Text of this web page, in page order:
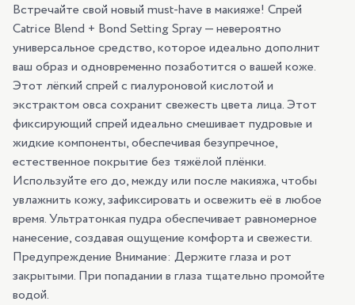
Встречайте свой новый must-have в макияже! Спрей
Catrice Blend + Bond Setting Spray — невероятно
универсальное средство, которое идеально дополнит
ваш образ и одновременно позаботится о вашей коже.
Этот лёгкий спрей с гиалуроновой кислотой и
экстрактом овса сохранит свежесть цвета лица. Этот
фиксирующий спрей идеально смешивает пудровые и
жидкие компоненты, обеспечивая безупречное,
естественное покрытие без тяжёлой плёнки.
Используйте его до, между или после макияжа, чтобы
увлажнить кожу, зафиксировать и освежить её в любое
время. Ультратонкая пудра обеспечивает равномерное
нанесение, создавая ощущение комфорта и свежести.
Предупреждение Внимание: Держите глаза и рот
закрытыми. При попадании в глаза тщательно промойте
водой.